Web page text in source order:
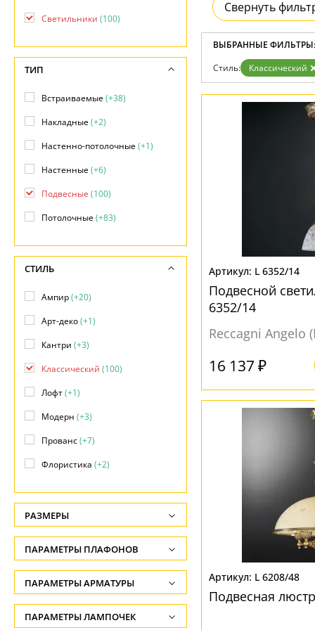
Контакты
Свернуть
ВЫБРАННЫЕ ФИЛЬТРЫ:
Стиль: Классический
L 6352/14
Подвесной
6352/14
Reccagni Angelo
16 137 ₽
L 6208/48
Подвесная
Светильники (100)
ТИП
Встраиваемые(+38)
Накладные(+2)
Настенно-потолочные(+1)
Настенные(+6)
Подвесные (100)
Потолочные(+83)
СТИЛЬ
Ампир(+20)
Арт-деко(+1)
Кантри (+3)
Классический (100)
Лофт(+1)
Модерн (+3)
Прованс(+7)
Флористика (+2)
РАЗМЕРЫ
Высота, см
-
Ширина, см
-
ПАРАМЕТРЫ ПЛАФОНОВ
ФОРМА ПЛАФОНА
Декоративный(41)
ПАРАМЕТРЫ АРМАТУРЫ
ЦВЕТ АРМАТУРЫ
ПАРАМЕТРЫ ЛАМПОЧЕК